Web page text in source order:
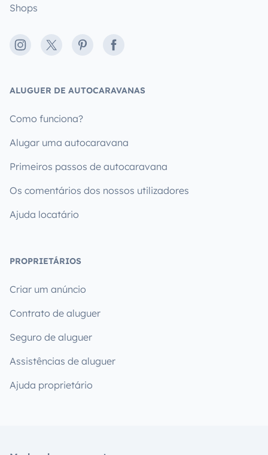
Shops
Instagram
X PinterestFacebook
ALUGUER DE AUTOCARAVANAS
Como funciona?
Alugar uma autocaravana
Primeiros passos de autocaravana
Os comentários dos nossos utilizadores
Ajuda locatário
PROPRIETÁRIOS
Criar um anúncio
Contrato de aluguer
Seguro de aluguer
Assistências de aluguer
Ajuda proprietário